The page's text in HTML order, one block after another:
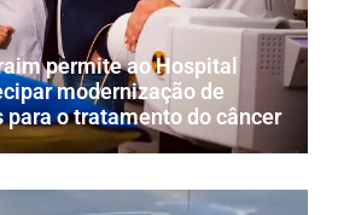
permite ao Hospital
modernização de
o tratamento do câncer